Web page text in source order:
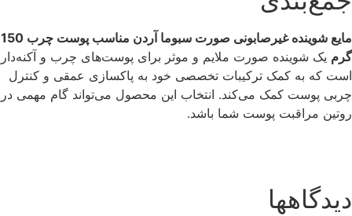
مایع شوینده غیرصابونی صورت سبوما آردن مناسب پوست چرب 150
گرم یک شوینده صورت ملایم و موثر برای پوست‌های چرب و آکنه‌دار
است که به کمک ترکیبا‌ت تخصصی خود به پاکسازی عمقی و کنترل
چربی پوست کمک می‌کند. انتخاب این محصول می‌تواند گام مهمی در
روتین مراقبت پوست شما باشد.
دیدگاهها